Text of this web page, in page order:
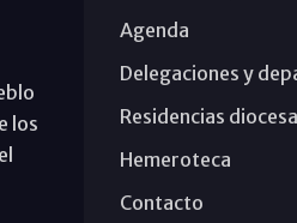
los
Agenda
Delegaciones y
Residencias
Hemeroteca
Contacto